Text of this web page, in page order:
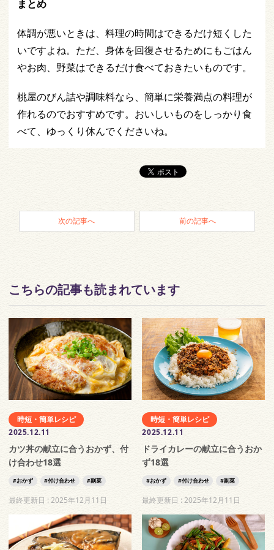
まとめ
体調が悪いときは、料理の時間はできるだけ短くした
いですよね。ただ、身体を回復させるためにもごはん
やお肉、野菜はできるだけ食べておきたいものです。
桃屋のびん詰や調味料なら、簡単に栄養満点の料理が
作れるのでおすすめです。おいしいものをしっかり食
べて、ゆっくり休んでくださいね。
次の記事へ 前の記事へ
こちらの記事も読まれています
時短・簡単レシピ
2025.12.11
カツ丼の献立に合うおかず、付
け合わせ18選
おかず 付け合わせ 副菜
最終更新日 :2025年12月11日
時短・簡単レシピ
2025.12.11
ドライカレーの献立に合うおか
ず18選
おかず 付け合わせ 副菜
最終更新日 :2025年12月11日